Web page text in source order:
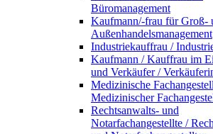
Büromanagement
Kaufmann/-frau für Groß-
Außenhandelsmanagement
Industriekauffrau /
Kaufmann / Kauffrau im
und Verkäufer /
Medizinische
Medizinischer
Rechtsanwalts- und
Notarfachangestellte /